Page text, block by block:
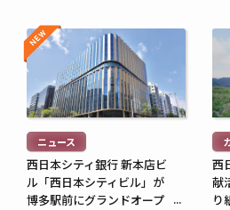
続
き
読
む
>
NEW
NEW
ニュース
西日本シティ銀行 新本店ビ
ル「西日本シティビル」が
博多駅前にグランドオープ
続
を
読
む
>
西
献
り